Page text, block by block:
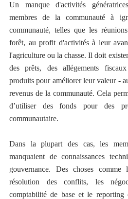
Un manque d'activités
membres de la communauté à
communauté, telles que les
forêt, au profit d'activités à leur
l'agriculture ou la chasse. Il doit
des prêts, des allégements
produits pour améliorer leur valeur -
revenus de la communauté. Cela
d’utiliser des fonds pour des
communautaire.
Dans la plupart des cas, les
manquaient de connaissances
gouvernance. Des choses
résolution des conflits, les
comptabilité de base et le reporting